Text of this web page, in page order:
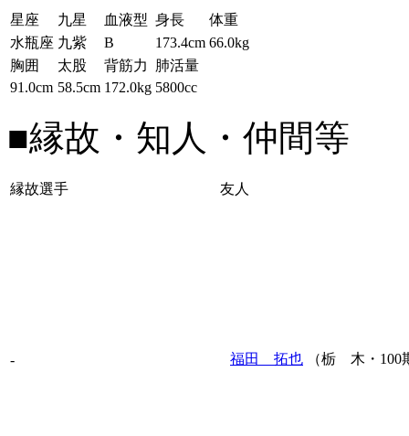
星座 九星 血液型 身長
体重
水瓶座 九紫 B 173.4cm 66.0kg
胸囲
太股 背筋力
肺活量
91.0cm 58.5cm 172.0kg 5800cc
■縁故・知人・仲間等
縁故選手 友人
- 福田 拓也 （栃 木・100